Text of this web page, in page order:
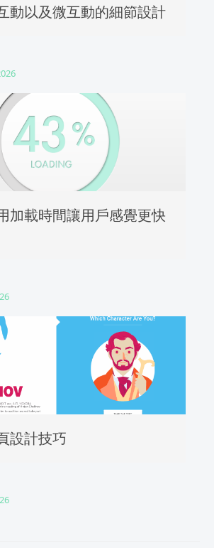
動以及微互動的細節設計
加載時間讓用戶感覺更快
設計技巧